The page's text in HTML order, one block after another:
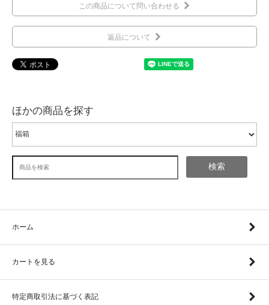
この商品について問い合わせる
返品について
ほかの商品を探す
検索
ホーム
カートを見る
特定商取引法に基づく表記